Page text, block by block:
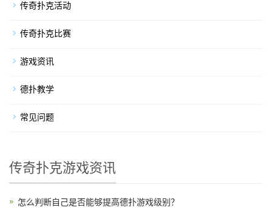
传奇扑克活动
传奇扑克比赛
游戏资讯
德扑教学
常见问题
传奇扑克游戏资讯
怎么判断自己是否能够提高德扑游戏级别？